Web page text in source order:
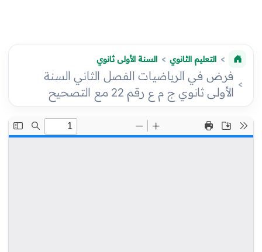
التعليم الثانوي السنة الأولى ثانوي
فرض في الرياضيات الفصل الثاني السنة
الأولى ثانوي ج م ع رقم 22 مع التصحيح